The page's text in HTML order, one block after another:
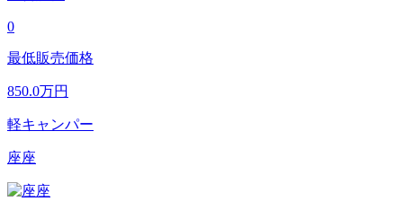
0
最低販売価格
850.0万円
軽キャンパー
座座